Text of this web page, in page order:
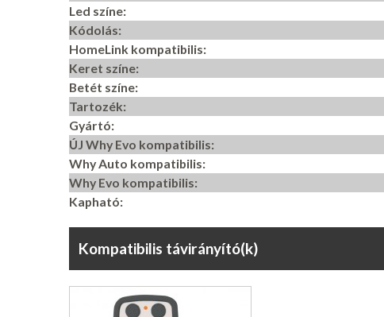
Led színe:
Kódolás:
HomeLink kompatibilis:
Keret színe:
Betét színe:
Tartozék:
Gyártó:
ÚJ Why Evo kompatibilis:
Why Auto kompatibilis:
Why Evo kompatibilis:
Kapható:
Kompatibilis távirányító(k)